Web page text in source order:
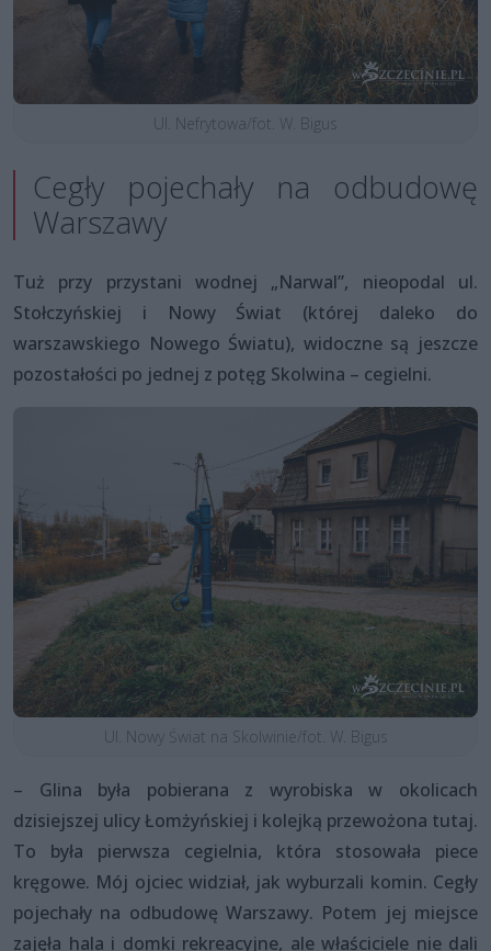
Ul. Nefrytowa/fot. W. Bigus
Cegły pojechały na odbudowę
Warszawy
Tuż przy przystani wodnej „Narwal”, nieopodal ul.
Stołczyńskiej i Nowy Świat (której daleko do
warszawskiego Nowego Światu), widoczne są jeszcze
pozostałości po jednej z potęg Skolwina – cegielni.
Ul. Nowy Świat na Skolwinie/fot. W. Bigus
– Glina była pobierana z wyrobiska w okolicach
dzisiejszej ulicy Łomżyńskiej i kolejką przewożona tutaj.
To była pierwsza cegielnia, która stosowała piece
kręgowe. Mój ojciec widział, jak wyburzali komin. Cegły
pojechały na odbudowę Warszawy. Potem jej miejsce
zajęła hala i domki rekreacyjne, ale właściciele nie dali